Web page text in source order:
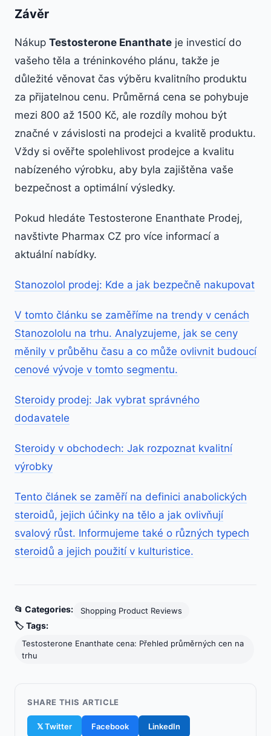
Závěr
Nákup Testosterone Enanthate je investicí do
vašeho těla a tréninkového plánu, takže je
důležité věnovat čas výběru kvalitního produktu
za přijatelnou cenu. Průměrná cena se pohybuje
mezi 800 až 1500 Kč, ale rozdíly mohou být
značné v závislosti na prodejci a kvalitě produktu.
Vždy si ověřte spolehlivost prodejce a kvalitu
nabízeného výrobku, aby byla zajištěna vaše
bezpečnost a optimální výsledky.
Pokud hledáte Testosterone Enanthate Prodej,
navštivte Pharmax CZ pro více informací a
aktuální nabídky.
Stanozolol prodej: Kde a jak bezpečně nakupovat
V tomto článku se zaměříme na trendy v cenách
Stanozololu na trhu. Analyzujeme, jak se ceny
měnily v průběhu času a co může ovlivnit budoucí
cenové vývoje v tomto segmentu.
Steroidy prodej: Jak vybrat správného
dodavatele
Steroidy v obchodech: Jak rozpoznat kvalitní
výrobky
Tento článek se zaměří na definici anabolických
steroidů, jejich účinky na tělo a jak ovlivňují
svalový růst. Informujeme také o různých typech
steroidů a jejich použití v kulturistice.
📂 Categories: Shopping Product Reviews
🏷️ Tags:
Testosterone Enanthate cena: Přehled průměrných cen na
trhu
SHARE THIS ARTICLE
𝕏 Twitter Facebook LinkedIn